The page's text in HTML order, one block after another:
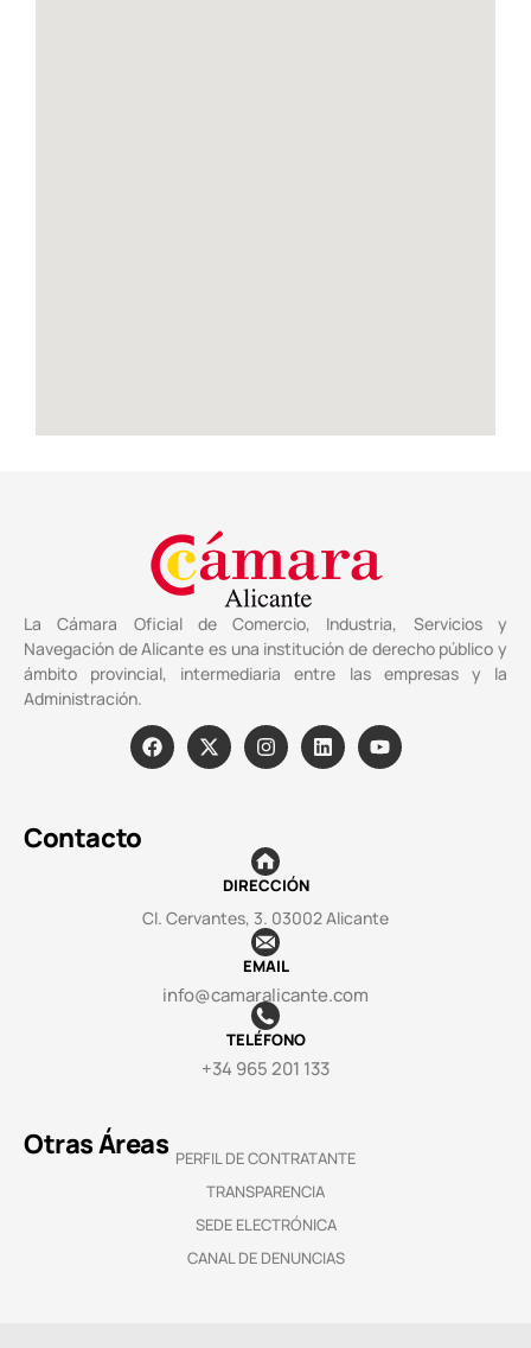
La Cámara Oficial de Comercio, Industria, Servicios y
Navegación de Alicante es una institución de derecho público y
ámbito provincial, intermediaria entre las empresas y la
Administración.
Contacto
DIRECCIÓN
Cl. Cervantes, 3. 03002 Alicante
EMAIL
info@camaralicante.com
TELÉFONO
+34 965 201 133
Otras Áreas PERFIL DE CONTRATANTE
TRANSPARENCIA
SEDE ELECTRÓNICA
CANAL DE DENUNCIAS